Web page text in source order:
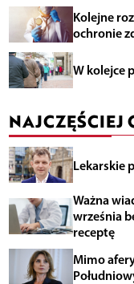
Kolejne
ochronie
W kolejce
NAJCZĘŚCIEJ
Lekarskie
Ważna
września
receptę
Mimo